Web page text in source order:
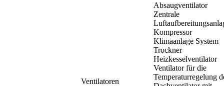
Ventilatoren
Absaugventilator
Zentrale
Kompressor
Klimaanlage System
Trockner
Heizkesselventilator
Ventilator für die
Temperaturregelung